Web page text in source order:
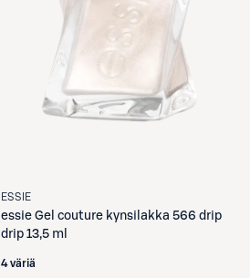
ESSIE
essie Gel couture kynsilakka 566 drip
drip 13,5 ml
4 väriä